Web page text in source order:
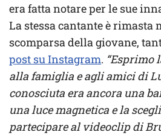
era fatta notare per le sue
La stessa cantante è rimasta
scomparsa della giovane,
post su Instagram. “Esprimo
alla famiglia e agli amici di
conosciuta era ancora una
una luce magnetica e la
partecipare al videoclip di